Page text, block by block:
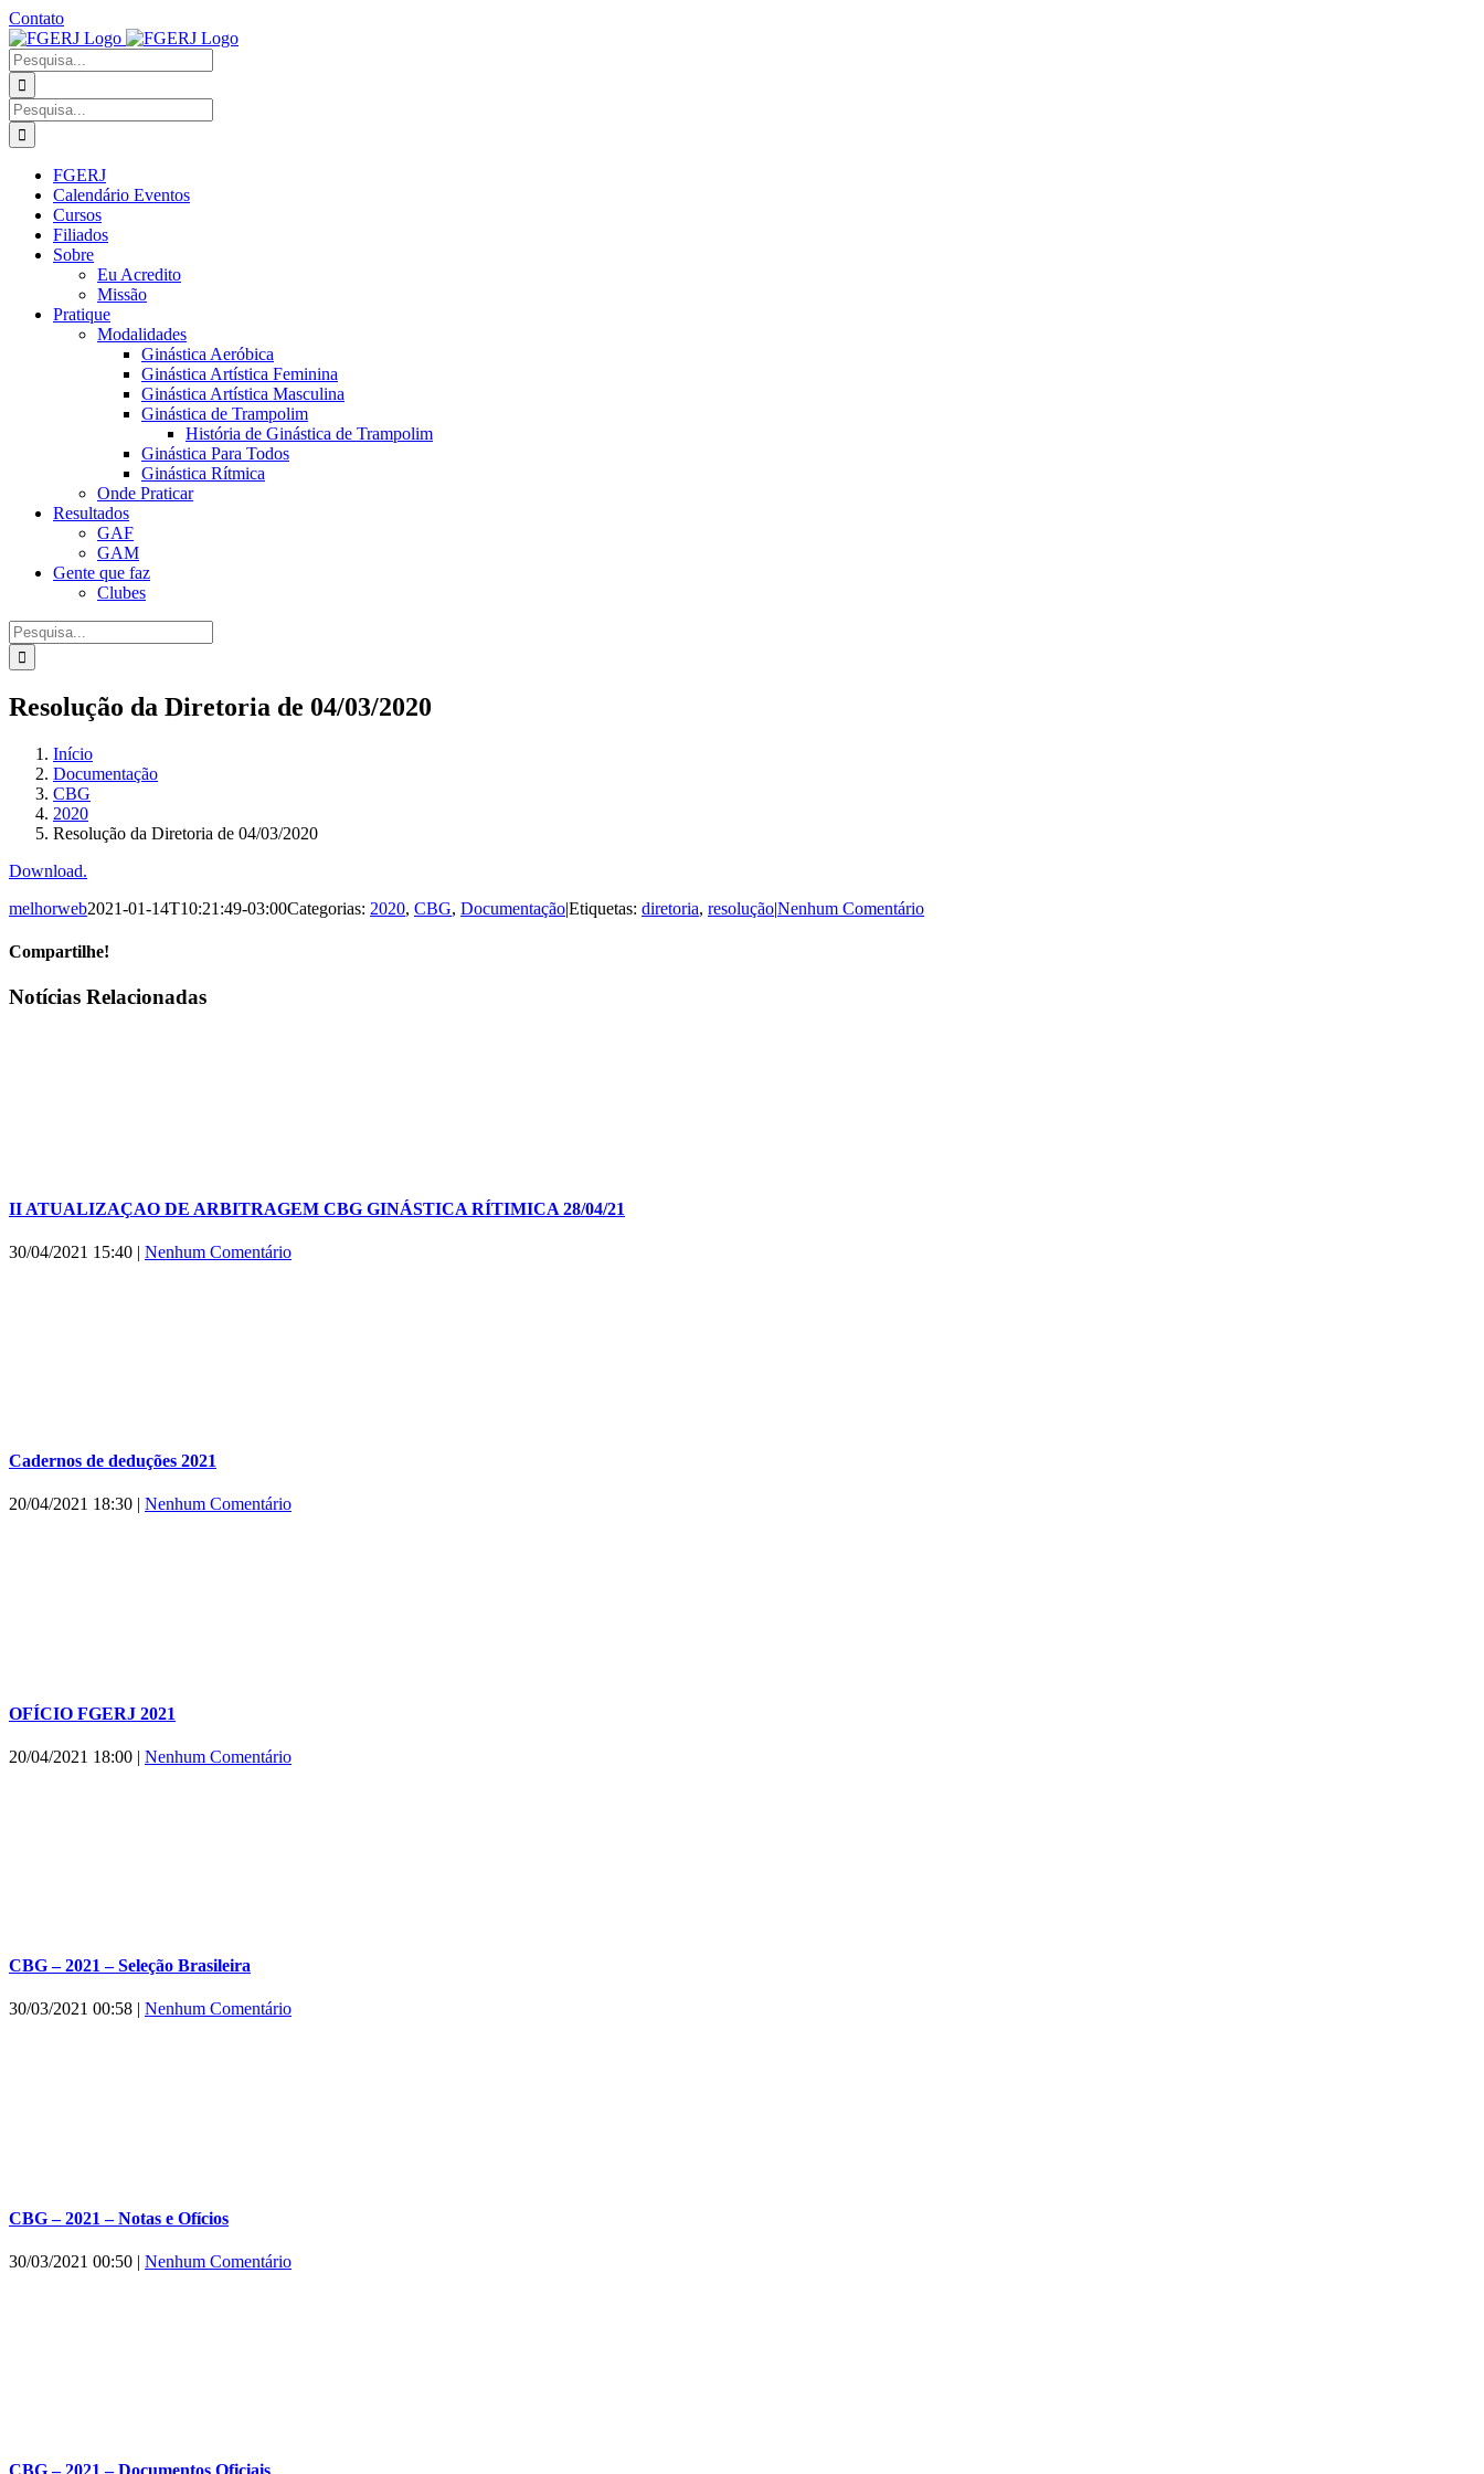
Ir
para
o
conteúdo
Contato
Facebook
Instagram
YouTube
Facebook
Grupo
Procurar
por:
Procurar
por:
FGERJ
Calendário Eventos
Cursos
Filiados
Sobre
Eu Acredito
Missão
Pratique
Modalidades
Ginástica Aeróbica
Ginástica Artística Feminina
Ginástica Artística Masculina
Ginástica de Trampolim
História de Ginástica de Trampolim
Ginástica Para Todos
Ginástica Rítmica
Onde Praticar
Resultados
GAF
GAM
Gente que faz
Clubes
Procurar
por:
Resolução da Diretoria de 04/03/2020
Início
Documentação
CBG
2020
Resolução da Diretoria de 04/03/2020
Download.
melhorweb2021-01-14T10:21:49-03:00Categorias: 2020, CBG, Documentação|Etiquetas: diretoria, resolução|Nenhum Comentário
Compartilhe!
Facebook
X
WhatsApp
E-
Notícias Relacionadas
II ATUALIZAÇAO DE ARBITRAGEM CBG GINÁSTICA RÍTIMICA 28/04/21
30/04/2021 15:40 | Nenhum Comentário
Cadernos de deduções 2021
20/04/2021 18:30 | Nenhum Comentário
OFÍCIO FGERJ 2021
20/04/2021 18:00 | Nenhum Comentário
CBG – 2021 – Seleção Brasileira
30/03/2021 00:58 Nenhum Comentário
CBG – 2021 – Notas e Ofícios
30/03/2021 00:50 | Nenhum Comentário